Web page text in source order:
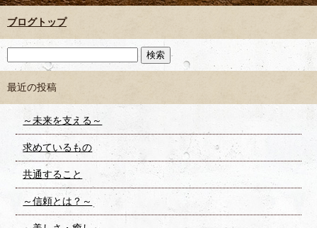
ブログトップ
最近の投稿
～未来を支える～
求めているもの
共通すること
～信頼とは？～